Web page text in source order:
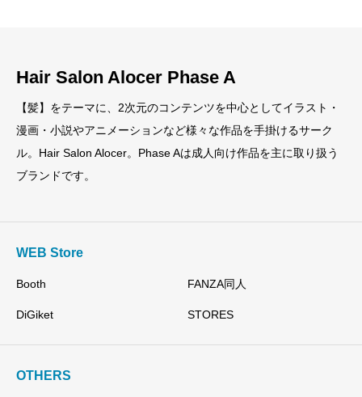
Hair Salon Alocer Phase A
【髪】をテーマに、2次元のコンテンツを中心としてイラスト・
漫画・小説やアニメーションなど様々な作品を手掛けるサーク
ル。Hair Salon Alocer。Phase Aは成人向け作品を主に取り扱う
ブランドです。
WEB Store
Booth FANZA同人
DiGiket STORES
OTHERS